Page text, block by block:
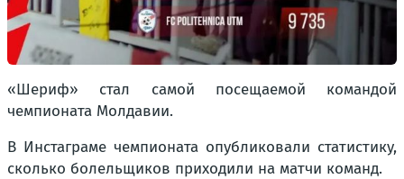
«Шериф» стал самой посещаемой командой
чемпионата Молдавии.
В Инстаграме чемпионата опубликовали статистику,
сколько болельщиков приходили на матчи команд.